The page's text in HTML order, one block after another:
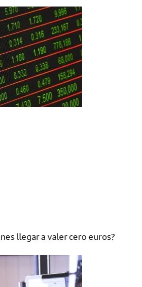
llegar a valer cero euros?